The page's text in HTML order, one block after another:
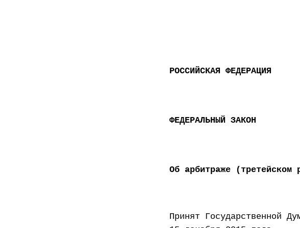
РОССИЙСКАЯ ФЕДЕРАЦИЯ
ФЕДЕРАЛЬНЫЙ ЗАКОН
Об арбитраже (третейском
Принят